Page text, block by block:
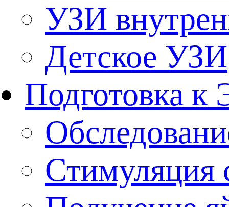
УЗИ
Детское УЗИ
Подготовка
Стимуляция